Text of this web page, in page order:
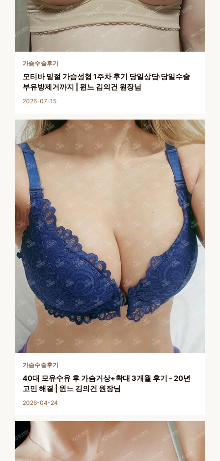
가슴수술후기
모티바 밑절 가슴성형 1주차 후기 당일상담·당일수술
부유방제거까지 | 윈느 김의건 원장님
2026-07-15
가슴수술후기
40대 모유수유 후 가슴거상+확대 3개월 후기 - 20년
고민 해결 | 윈느 김의건 원장님
2026-04-24